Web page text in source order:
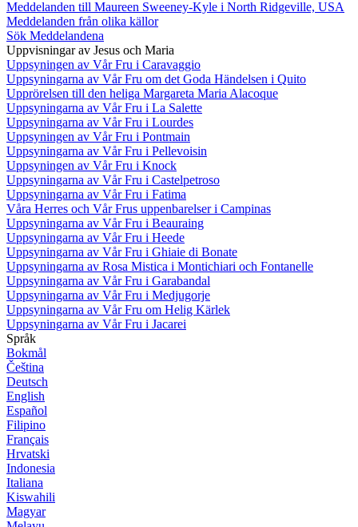
Meddelanden till Maureen Sweeney-Kyle i North Ridgeville, USA
Meddelanden från olika källor
Sök Meddelandena
Uppvisningar av Jesus och Maria
Uppsyningen av Vår Fru i Caravaggio
Uppsyningarna av Vår Fru om det Goda Händelsen i Quito
Upprörelsen till den heliga Margareta Maria Alacoque
Uppsyningarna av Vår Fru i La Salette
Uppsyningarna av Vår Fru i Lourdes
Uppsyningen av Vår Fru i Pontmain
Uppsyningarna av Vår Fru i Pellevoisin
Uppsyningen av Vår Fru i Knock
Uppsyningarna av Vår Fru i Castelpetroso
Uppsyningarna av Vår Fru i Fatima
Våra Herres och Vår Frus uppenbarelser i Campinas
Uppsyningarna av Vår Fru i Beauraing
Uppsyningarna av Vår Fru i Heede
Uppsyningarna av Vår Fru i Ghiaie di Bonate
Uppsyningarna av Rosa Mistica i Montichiari och Fontanelle
Uppsyningarna av Vår Fru i Garabandal
Uppsyningarna av Vår Fru i Medjugorje
Uppsyningarna av Vår Fru om Helig Kärlek
Uppsyningarna av Vår Fru i Jacarei
Språk
Bokmål
Čeština
Deutsch
English
Español
Filipino
Français
Hrvatski
Indonesia
Italiana
Kiswahili
Magyar